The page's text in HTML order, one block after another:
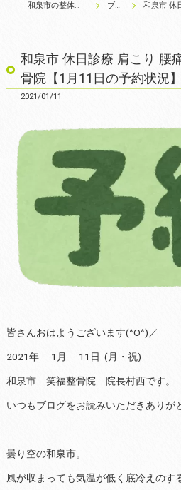
和泉市の整体は笑福整骨院 ブログ 和泉市 休日診療
和泉市 休日診療 肩こり 腰
骨院【1月11日の予約状況】
2021/01/11
皆さんおはようございます(^O^)／
2021年 1月 11日 (月・祝)
和泉市 笑福整骨院 院長村西です。
いつもブログをお読みいただきありが
曇り空の和泉市。
風が収まっても気温が低く底冷えのす